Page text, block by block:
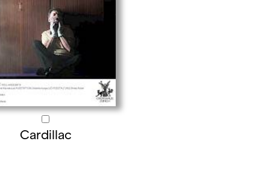
Cardillac